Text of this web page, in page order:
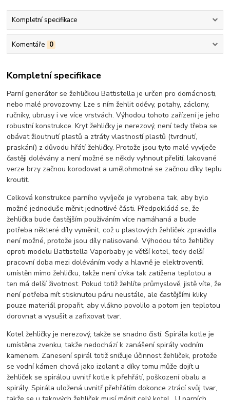
Kompletní specifikace
Komentáře 0
Kompletní specifikace
Parní generátor se žehličkou Battistella je určen pro domácnosti,
nebo malé provozovny. Lze s ním žehlit oděvy, potahy, záclony,
ručníky, ubrusy i ve více vrstvách. Výhodou tohoto zařízení je jeho
robustní konstrukce. Kryt žehličky je nerezový, není tedy třeba se
obávat žloutnutí plastů a ztráty vlastností plastů (tvrdnutí,
praskání) z důvodu hřátí žehličky. Protože jsou tyto malé vyvíječe
častěji dolévány a není možné se někdy vyhnout přelití, lakované
verze brzy začnou korodovat a umělohmotné se začnou díky teplu
kroutit.
Celková konstrukce parního vyvíječe je vyrobena tak, aby bylo
možné jednoduše měnit jednotlivé části. Předpokládá se, že
žehlička bude častějším používáním více namáhaná a bude
potřeba některé díly vyměnit, což u plastových žehliček zpravidla
není možné, protože jsou díly nalisované. Výhodou této žehličky
oproti modelu Battistella Vaporbaby je větší kotel, tedy delší
pracovní doba mezi doléváním vody a hlavně je elektroventil
umístěn mimo žehličku, takže není cívka tak zatížena teplotou a
ten má delší životnost. Pokud totiž žehlíte průmyslově, jistě víte, že
není potřeba mít stisknutou páru neustále, ale častějšími kliky
pouze materiál propařit, aby vlákno povolilo a potom jen teplotou
dorovnat a vysušit a zafixovat tvar.
Kotel žehličky je nerezový, takže se snadno čistí. Spirála kotle je
umístěna zvenku, takže nedochází k zanášení spirály vodním
kamenem. Zanesení spirál totiž snižuje účinnost žehliček, protože
se vodní kámen chová jako izolant a díky tomu může dojít u
žehliček se spirálou uvnitř kotle k přehřátí, poškození obalu a
spirály. Spirála uložená uvnitř přehřátím dokonce ztrácí svůj tvar,